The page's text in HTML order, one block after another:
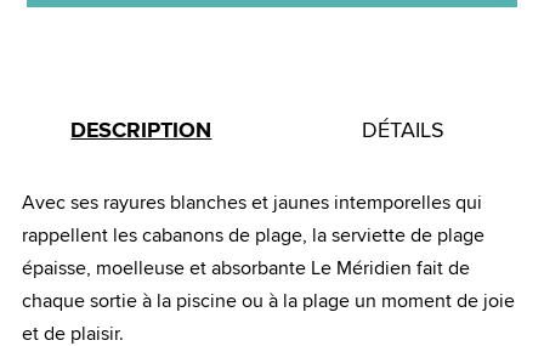
DESCRIPTION DÉTAILS
Avec ses rayures blanches et jaunes intemporelles qui
rappellent les cabanons de plage, la serviette de plage
épaisse, moelleuse et absorbante Le Méridien fait de
chaque sortie à la piscine ou à la plage un moment de joie
et de plaisir.